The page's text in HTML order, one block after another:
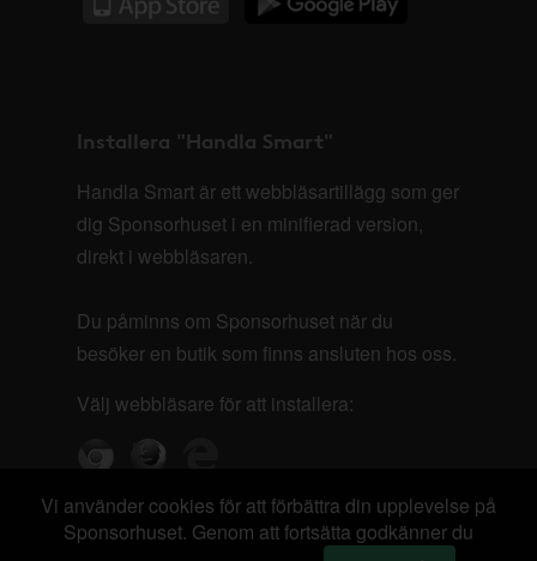
Installera "Handla Smart"
Handla Smart är ett webbläsartillägg som ger
dig Sponsorhuset i en minifierad version,
direkt i webbläsaren.
Du påminns om Sponsorhuset när du
besöker en butik som finns ansluten hos oss.
Välj webbläsare för att installera:
Vi använder cookies för att förbättra din upplevelse på
Sponsorhuset. Genom att fortsätta godkänner du